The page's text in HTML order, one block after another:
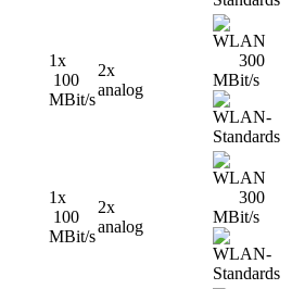
1x
100
MBit/s
2x
analog
300
MBit/s
1x
100
MBit/s
2x
analog
300
MBit/s